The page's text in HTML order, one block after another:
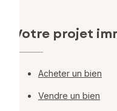
Votre projet
Acheter un bien
Vendre un bien